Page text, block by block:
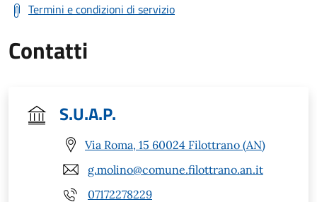
Termini e condizioni di servizio
Contatti
S.U.A.P.
Via Roma, 15 60024 Filottrano (AN)
g.molino@comune.filottrano.an.it
07172278229